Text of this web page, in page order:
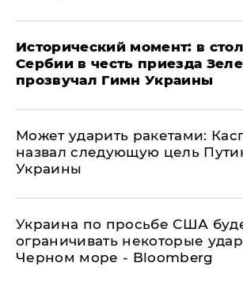
Исторический момент: в
Сербии в честь приезда
прозвучал Гимн Украины
Может ударить ракетами:
назвал следующую цель
Украины
Украина по просьбе США
ограничивать некоторые
Черном море - Bloomberg